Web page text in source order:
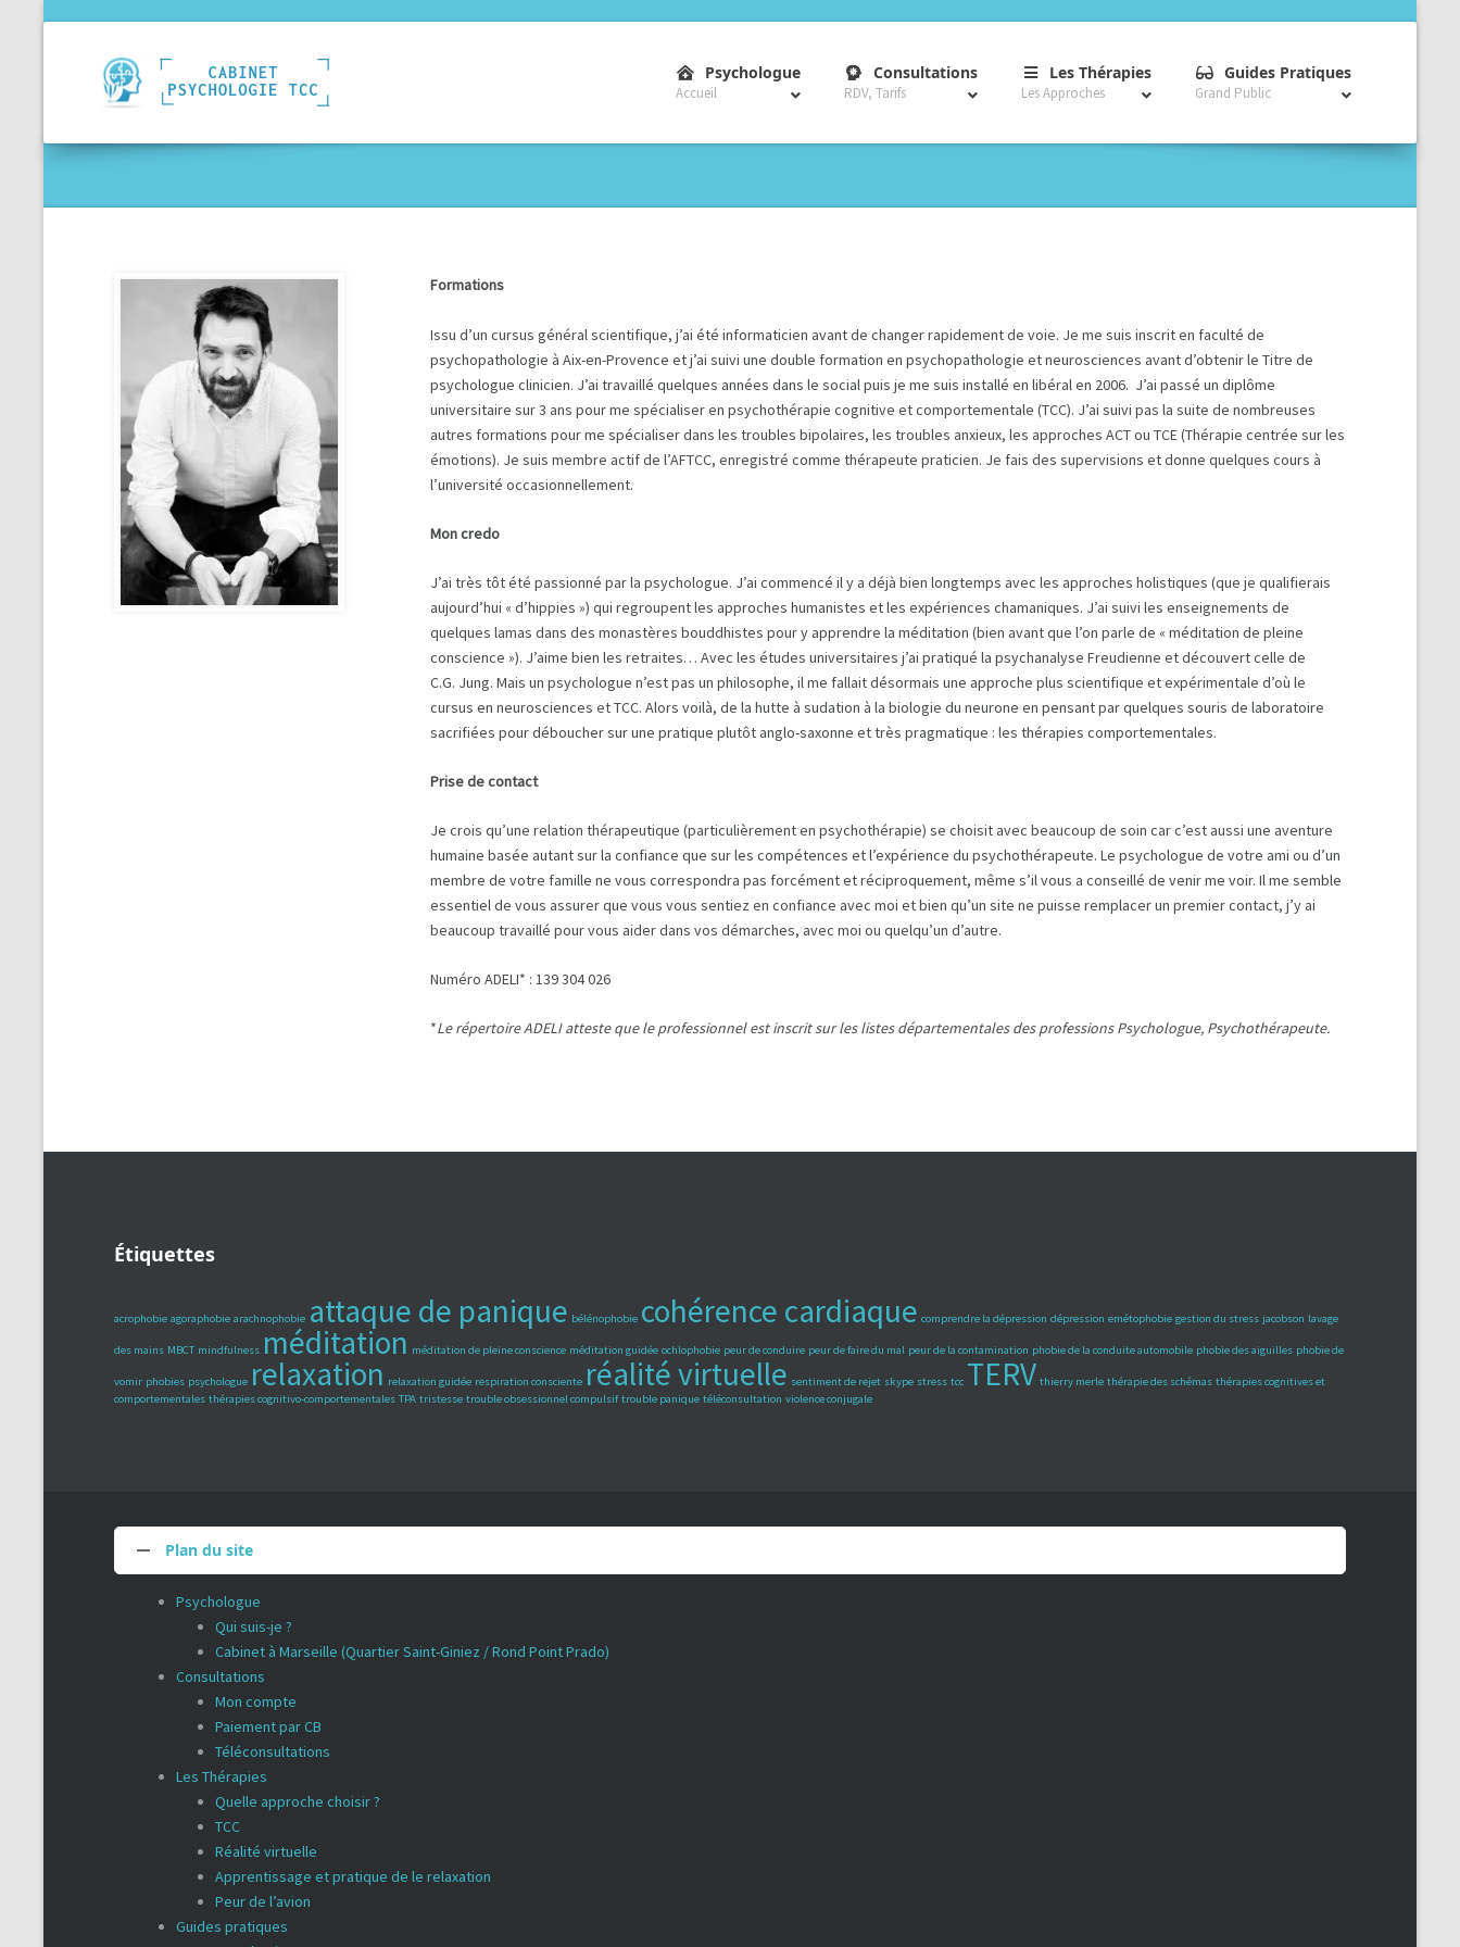
Psychologue–
Accueil
Consultations
RDV, Tarifs
Les Thérapies
Les Approches
Guides Pratiques
Grand Public
Formations
Issu d’un cursus général scientifique, j’ai été informaticien avant de changer rapidement de voie. Je me suis inscrit en faculté de
psychopathologie à Aix-en-Provence et j’ai suivi une double formation en psychopathologie et neurosciences avant d’obtenir le Titre de
psychologue clinicien. J’ai travaillé quelques années dans le social puis je me suis installé en libéral en 2006. J’ai passé un diplôme
universitaire sur 3 ans pour me spécialiser en psychothérapie cognitive et comportementale (TCC). J’ai suivi pas la suite de nombreuses
autres formations pour me spécialiser dans les troubles bipolaires, les troubles anxieux, les approches ACT ou TCE (Thérapie centrée sur les
émotions). Je suis membre actif de l’AFTCC, enregistré comme thérapeute praticien. Je fais des supervisions et donne quelques cours à
l’université occasionnellement.
Mon credo
J’ai très tôt été passionné par la psychologue. J’ai commencé il y a déjà bien longtemps avec les approches holistiques (que je qualifierais
aujourd’hui « d’hippies ») qui regroupent les approches humanistes et les expériences chamaniques. J’ai suivi les enseignements de
quelques lamas dans des monastères bouddhistes pour y apprendre la méditation (bien avant que l’on parle de « méditation de pleine
conscience »). J’aime bien les retraites… Avec les études universitaires j’ai pratiqué la psychanalyse Freudienne et découvert celle de
C.G. Jung. Mais un psychologue n’est pas un philosophe, il me fallait désormais une approche plus scientifique et expérimentale d’où le
cursus en neurosciences et TCC. Alors voilà, de la hutte à sudation à la biologie du neurone en pensant par quelques souris de laboratoire
sacrifiées pour déboucher sur une pratique plutôt anglo-saxonne et très pragmatique : les thérapies comportementales.
Prise de contact
Je crois qu’une relation thérapeutique (particulièrement en psychothérapie) se choisit avec beaucoup de soin car c’est aussi une aventure
humaine basée autant sur la confiance que sur les compétences et l’expérience du psychothérapeute. Le psychologue de votre ami ou d’un
membre de votre famille ne vous correspondra pas forcément et réciproquement, même s’il vous a conseillé de venir me voir. Il me semble
essentiel de vous assurer que vous vous sentiez en confiance avec moi et bien qu’un site ne puisse remplacer un premier contact, j’y ai
beaucoup travaillé pour vous aider dans vos démarches, avec moi ou quelqu’un d’autre.
Numéro ADELI* : 139 304 026
*Le répertoire ADELI atteste que le professionnel est inscrit sur les listes départementales des professions Psychologue, Psychothérapeute.
Étiquettes
acrophobie agoraphobie arachnophobie attaque de panique bélénophobie cohérence cardiaque comprendre la dépression dépression emétophobie gestion du stress jacobson lavage
des mains MBCT mindfulness méditation méditation de pleine conscience méditation guidée ochlophobie peur de conduire peur de faire du mal peur de la contamination phobie de la conduite automobile phobie des aiguilles phobie de
vomir phobies psychologue relaxation relaxation guidée respiration consciente réalité virtuelle sentiment de rejet skype stress tcc TERV thierry merle thérapie des schémas thérapies cognitives et
comportementales thérapies cognitivo-comportementales TPA tristesse trouble obsessionnel compulsif trouble panique téléconsultation violence conjugale
Plan du site
Psychologue
Qui suis-je ?
Cabinet à Marseille (Quartier Saint-Giniez / Rond Point Prado)
Consultations
Mon compte
Paiement par CB
Téléconsultations
Les Thérapies
Quelle approche choisir ?
TCC
Réalité virtuelle
Apprentissage et pratique de le relaxation
Peur de l’avion
Guides pratiques